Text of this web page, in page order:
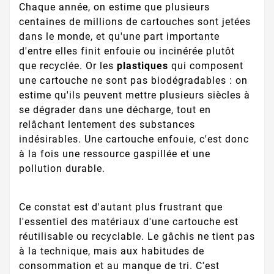
Chaque année, on estime que plusieurs
centaines de millions de cartouches sont jetées
dans le monde, et qu'une part importante
d'entre elles finit enfouie ou incinérée plutôt
que recyclée. Or les plastiques qui composent
une cartouche ne sont pas biodégradables : on
estime qu'ils peuvent mettre plusieurs siècles à
se dégrader dans une décharge, tout en
relâchant lentement des substances
indésirables. Une cartouche enfouie, c'est donc
à la fois une ressource gaspillée et une
pollution durable.
Ce constat est d'autant plus frustrant que
l'essentiel des matériaux d'une cartouche est
réutilisable ou recyclable. Le gâchis ne tient pas
à la technique, mais aux habitudes de
consommation et au manque de tri. C'est